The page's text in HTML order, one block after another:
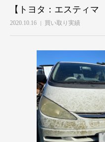
【トヨタ：エスティ
2020.10.16 買い取り実績